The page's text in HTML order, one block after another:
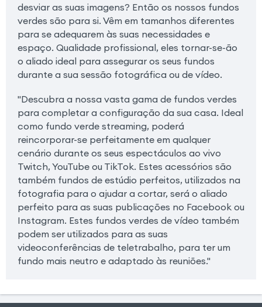
desviar as suas imagens? Então os nossos fundos
verdes são para si. Vêm em tamanhos diferentes
para se adequarem às suas necessidades e
espaço. Qualidade profissional, eles tornar-se-ão
o aliado ideal para assegurar os seus fundos
durante a sua sessão fotográfica ou de vídeo.
"Descubra a nossa vasta gama de fundos verdes
para completar a configuração da sua casa. Ideal
como fundo verde streaming, poderá
reincorporar-se perfeitamente em qualquer
cenário durante os seus espectáculos ao vivo
Twitch, YouTube ou TikTok. Estes acessórios são
também fundos de estúdio perfeitos, utilizados na
fotografia para o ajudar a cortar, será o aliado
perfeito para as suas publicações no Facebook ou
Instagram. Estes fundos verdes de vídeo também
podem ser utilizados para as suas
videoconferências de teletrabalho, para ter um
fundo mais neutro e adaptado às reuniões."